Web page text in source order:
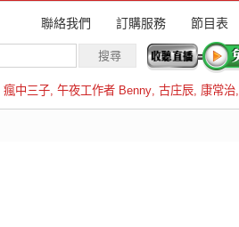
聯絡我們 訂購服務 節目表
瘋中三子, 午夜工作者 Benny, 古庄辰, 康常治,